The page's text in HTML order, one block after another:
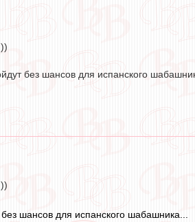
без шансов для испанского
шансов для испанского шабашника...